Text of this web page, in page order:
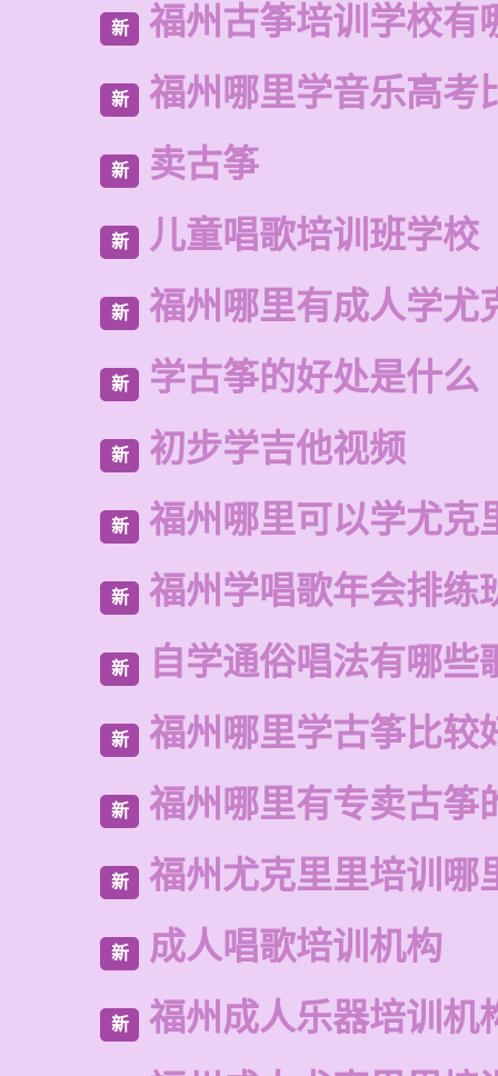
新 福州古筝培训学校有
新 福州哪里学音乐高考
新 卖古筝
新 儿童唱歌培训班学校
新 福州哪里有成人学尤
新 学古筝的好处是什么
新 初步学吉他视频
新 福州哪里可以学尤克
新 福州学唱歌年会排练
新 自学通俗唱法有哪些
新 福州哪里学古筝比较
新 福州哪里有专卖古筝
新 福州尤克里里培训哪
新 成人唱歌培训机构
新
福州成人乐器培训机